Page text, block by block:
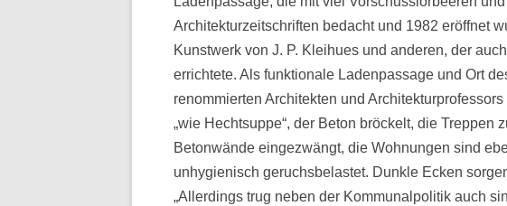
Architekturzeitschriften bedacht und 1982 eröffnet
Kunstwerk von J. P. Kleihues und anderen, der
errichtete. Als funktionale Ladenpassage und Ort
renommierten Architekten und
„wie Hechtsuppe“, der Beton bröckelt, die Treppen
Betonwände eingezwängt, die Wohnungen sind
unhygienisch geruchsbelastet. Dunkle Ecken
„Allerdings trug neben der Kommunalpolitik auch